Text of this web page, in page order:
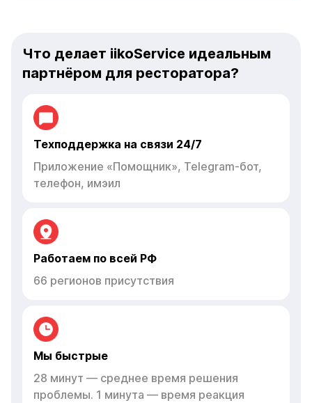
Что делает iikoService идеальным
партнёром для ресторатора?
Техподдержка на связи 24/7
Приложение «Помощник», Telegram-бот,
телефон, имэил
Работаем по всей РФ
66 регионов присутствия
Мы быстрые
28 минут — среднее время решения
проблемы. 1 минута — время реакция